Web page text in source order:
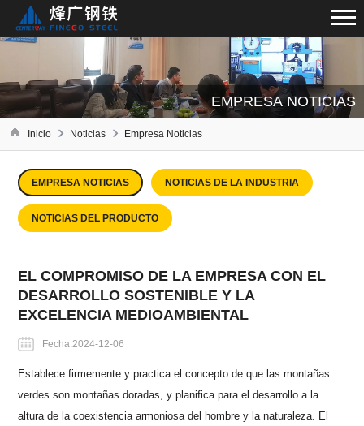
EMPRESA NOTICIAS
Inicio Noticias Empresa Noticias
EMPRESA NOTICIAS NOTICIAS DE LA INDUSTRIA
NOTICIAS DEL PRODUCTO
EL COMPROMISO DE LA EMPRESA CON EL
DESARROLLO SOSTENIBLE Y LA
EXCELENCIA MEDIOAMBIENTAL
Fecha:2024-12-06
Establece firmemente y practica el concepto de que las montañas
verdes son montañas doradas, y planifica para el desarrollo a la
altura de la coexistencia armoniosa del hombre y la naturaleza. El